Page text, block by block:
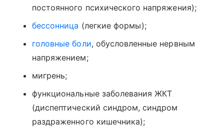
постоянного психического напряжения);
бессонница (легкие формы);
головные боли, обусловленные нервным
напряжением;
мигрень;
функциональные заболевания ЖКТ
(диспептический синдром, синдром
раздраженного кишечника);